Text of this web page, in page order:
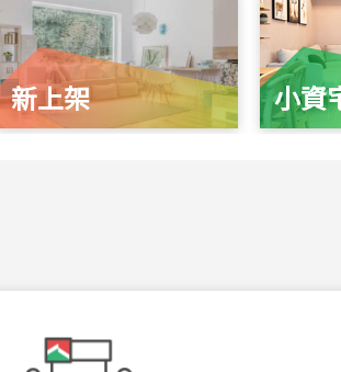
新上架 小資